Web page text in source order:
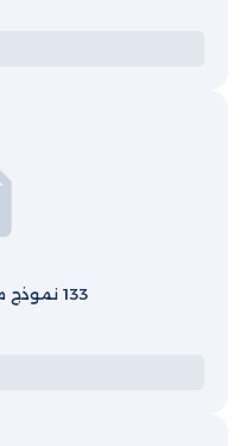
133 نموذج مشاركة في مؤتمر